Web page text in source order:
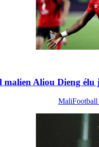
Aliou Dieng élu
MaliFootball